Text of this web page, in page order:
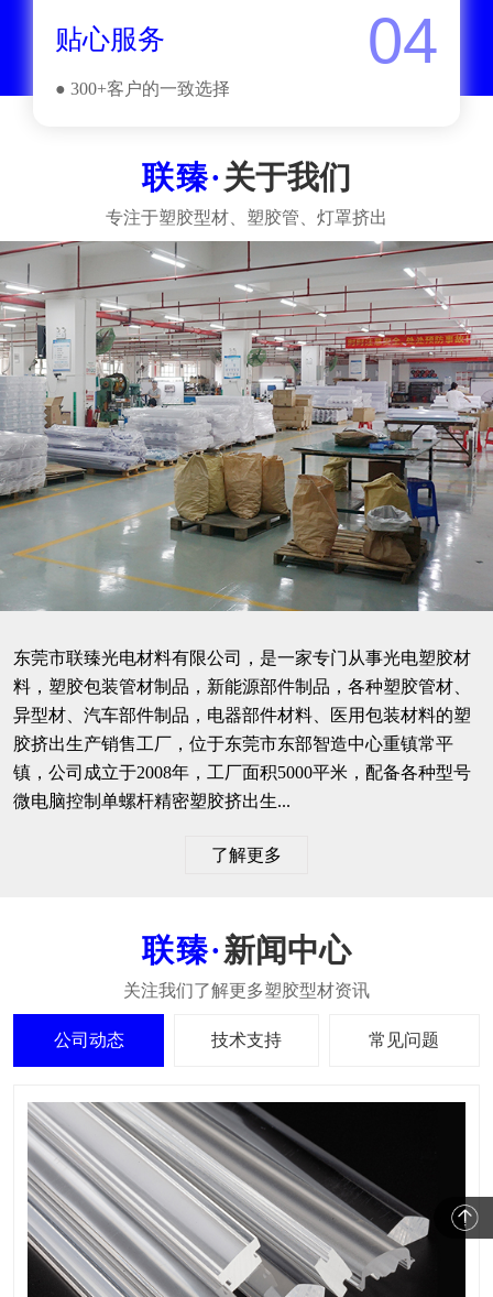
贴心服务 04
● 300+客户的一致选择
关于我们
东莞市联臻光电材料有限公司，是一家专门从事光电塑胶材
料，塑胶包装管材制品，新能源部件制品，各种塑胶管材、
异型材、汽车部件制品，电器部件材料、医用包装材料的塑
胶挤出生产销售工厂，位于东莞市东部智造中心重镇常平
镇，公司成立于2008年，工厂面积5000平米，配备各种型号
微电脑控制单螺杆精密塑胶挤出生...
了解更多
新闻中心
公司动态 技术支持 常见问题